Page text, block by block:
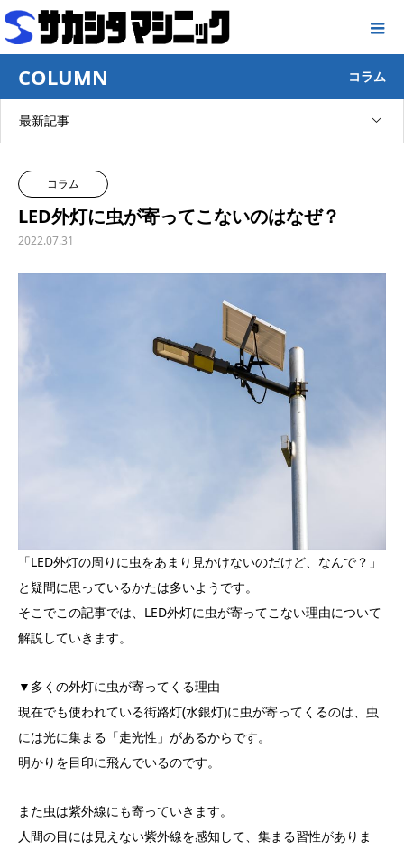
COLUMN コラム
最新記事
コラム
LED外灯に虫が寄ってこないのはなぜ？
2022.07.31
「LED外灯の周りに虫をあまり見かけないのだけど、なんで？」
と疑問に思っているかたは多いようです。
そこでこの記事では、LED外灯に虫が寄ってこない理由について
解説していきます。
▼多くの外灯に虫が寄ってくる理由
現在でも使われている街路灯(水銀灯)に虫が寄ってくるのは、虫
には光に集まる「走光性」があるからです。
明かりを目印に飛んでいるのです。
また虫は紫外線にも寄っていきます。
人間の目には見えない紫外線を感知して、集まる習性がありま